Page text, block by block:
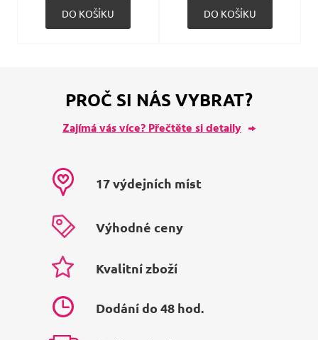
PROČ SI NÁS VYBRAT?
Zajímá vás více? Přečtěte si detaily
17 výdejních míst
Výhodné ceny
Kvalitní zboží
Dodání do 48 hod.